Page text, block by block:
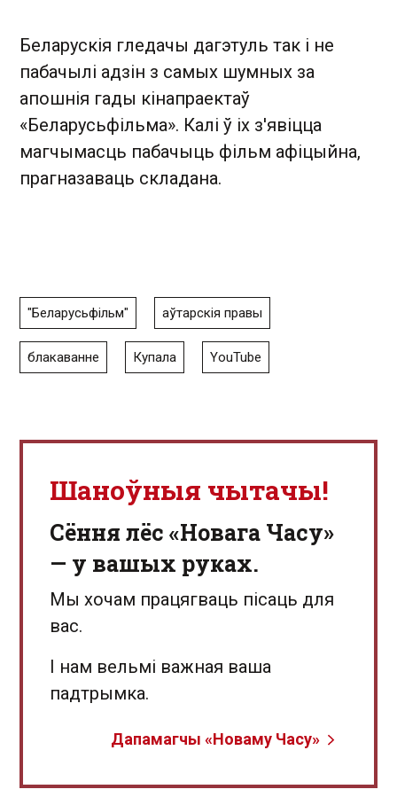
Беларускія гледачы дагэтуль так і не
пабачылі адзін з самых шумных за
апошнія гады кінапраектаў
«Беларусьфільма». Калі ў іх з'явіцца
магчымасць пабачыць фільм афіцыйна,
прагназаваць складана.
"Беларусьфільм" аўтарскія правы
блакаванне Купала YouTube
Шаноўныя чытачы!
Сёння лёс «Новага Часу»
— у вашых руках.
Мы хочам працягваць пісаць для
вас.
І нам вельмі важная ваша
падтрымка.
Дапамагчы «Новаму Часу»